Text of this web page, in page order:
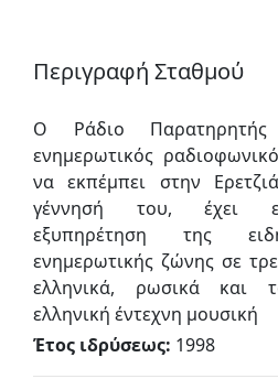
Περιγραφή Σταθμού
Ο Ράδιο
ενημερωτικός
να εκπέμπει στην
γέννησή του, έχει
εξυπηρέτηση της
ενημερωτικής ζώνης σε
ελληνικά, ρωσικά και
ελληνική έντεχνη μουσική
Έτος ιδρύσεως: 1998